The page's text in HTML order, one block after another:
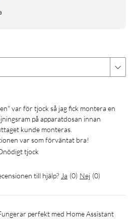
på apparatdosan innan
kunde monteras.
var som förväntat bra!
tjock
till hjälp? Ja (0) Nej (0)
perfekt med Home Assistant